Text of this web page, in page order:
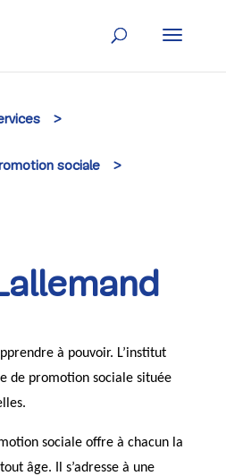
>
sociale
>
à pouvoir. L’institut
de promotion sociale située
sociale offre à chacun la
âge. Il s’adresse à une